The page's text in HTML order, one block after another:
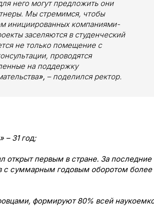
него могут предложить они
Мы стремимся, чтобы
инициированных компаниями-
заселяются в студенческий
не только помещение с
проводятся
на поддержку
», – поделился ректор.
– 31 год;
открыт первым в стране. За последние
суммарным годовым оборотом более
формируют 80% всей